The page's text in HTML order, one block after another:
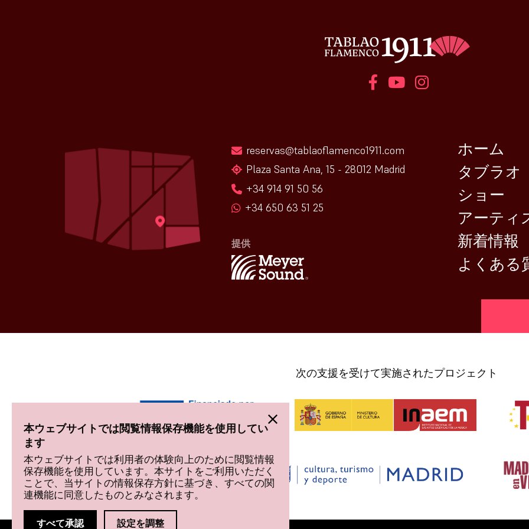
ホーム
タブラオ
ショー
アーティ
新着情報
よくある
reservas@tablaoflamenco1911.com
Plaza Santa Ana, 15 - 28012 Madrid
+34 914 91 50 56
+34 650 63 51 25
提供
次の支援を受けて実施されたプロジェクト
本ウェブサイトでは閲覧情報保存機能を使用してい
ます
本ウェブサイトでは利用者の体験向上のために閲覧情報
保存機能を使用しています。本サイトをご利用いただく
ことで、当サイトの情報保存方針に基づき、すべての関
連機能に同意したものとみなされます。
すべて承認 設定を調整